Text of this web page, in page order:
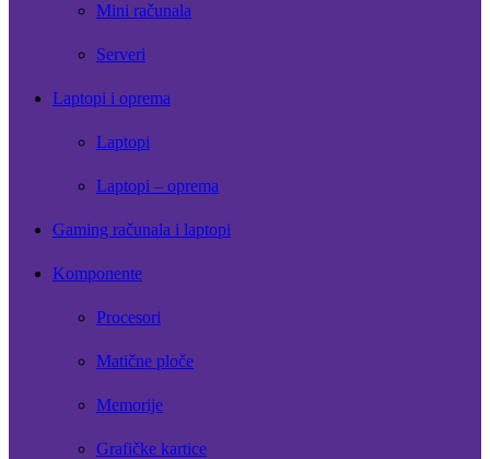
Mini računala
Serveri
Laptopi i oprema
Laptopi
Laptopi – oprema
Gaming računala i laptopi
Komponente
Procesori
Matične ploče
Memorije
Grafičke kartice